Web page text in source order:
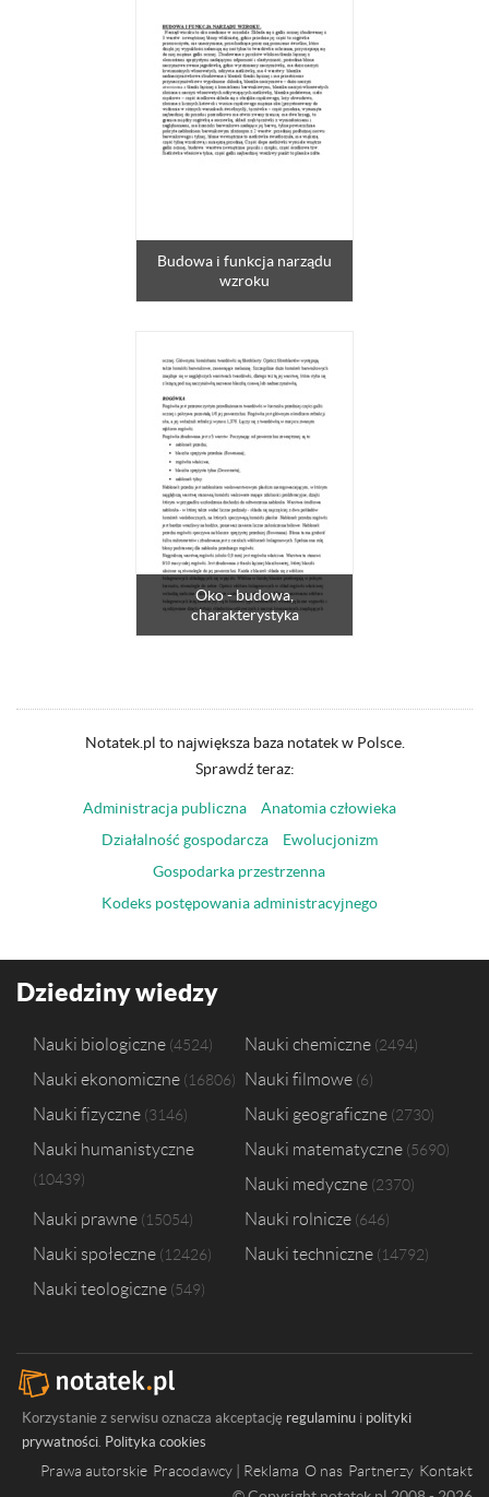
Budowa i funkcja narządu
wzroku
Oko - budowa,
charakterystyka
Notatek.pl to największa baza notatek w Polsce.
Sprawdź teraz:
Administracja publiczna
Anatomia człowieka
Działalność gospodarcza
Ewolucjonizm
Gospodarka przestrzenna
Kodeks postępowania administracyjnego
Dziedziny wiedzy
Nauki biologiczne 4524 Nauki chemiczne 2494
Nauki ekonomiczne 16806 Nauki filmowe 6
Nauki fizyczne 3146 Nauki geograficzne 2730
Nauki humanistyczne
10439
Nauki matematyczne 5690
Nauki medyczne 2370
Nauki prawne 15054 Nauki rolnicze 646
Nauki społeczne 12426 Nauki techniczne 14792
Nauki teologiczne 549
Korzystanie z serwisu oznacza akceptację regulaminu i polityki
prywatności. Polityka cookies
Prawa autorskie Pracodawcy | Reklama O nas Partnerzy Kontakt